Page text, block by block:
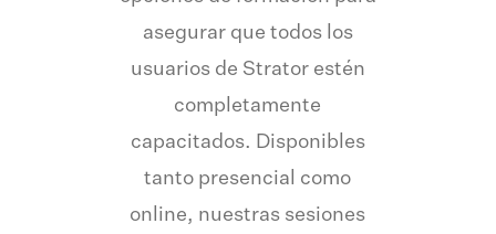
asegurar que todos los
usuarios de Strator estén
completamente
capacitados. Disponibles
tanto presencial como
online, nuestras sesiones